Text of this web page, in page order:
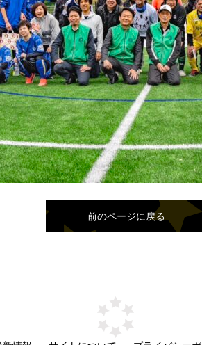
前のページに戻る